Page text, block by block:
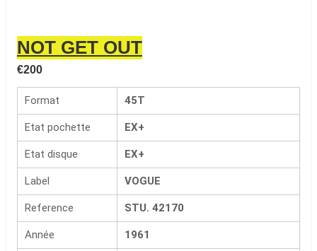
NOT GET OUT
€200
Format 45T
Etat pochette EX+
Etat disque EX+
Label VOGUE
Reference STU. 42170
Année 1961